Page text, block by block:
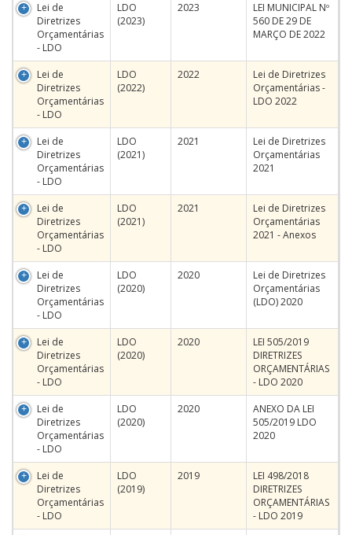
Lei de
Diretrizes
Orçamentárias
- LDO
LDO
(2023)
2023
LEI MUNICIPAL Nº
560 DE 29 DE
MARÇO DE 2022
Lei de
Diretrizes
Orçamentárias
- LDO
LDO
(2022)
2022
Lei de Diretrizes
Orçamentárias -
LDO 2022
Lei de
Diretrizes
Orçamentárias
- LDO
LDO
(2021)
2021
Lei de Diretrizes
Orçamentárias
2021
Lei de
Diretrizes
Orçamentárias
- LDO
LDO
(2021)
2021
Lei de Diretrizes
Orçamentárias
2021 - Anexos
Lei de
Diretrizes
Orçamentárias
- LDO
LDO
(2020)
2020
Lei de Diretrizes
Orçamentárias
(LDO) 2020
Lei de
Diretrizes
Orçamentárias
- LDO
LDO
(2020)
2020
LEI 505/2019
DIRETRIZES
ORÇAMENTÁRIAS
- LDO 2020
Lei de
Diretrizes
Orçamentárias
- LDO
LDO
(2020)
2020
ANEXO DA LEI
505/2019 LDO
2020
Lei de
Diretrizes
Orçamentárias
- LDO
LDO
(2019)
2019
LEI 498/2018
DIRETRIZES
ORÇAMENTÁRIAS
- LDO 2019